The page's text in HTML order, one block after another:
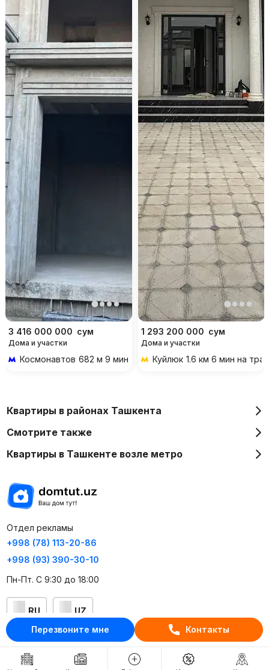
Перезвоните мне Контакты
3 416 000 000 сум
Дома и участки
Космонавтов 682 м 9 мин пешком
1 293 200 000 сум
Дома и участки
Куйлюк 1.6 км 6 мин на
Квартиры в районах Ташкента
Смотрите также
Квартиры в Ташкенте возле метро
Отдел рекламы
+998 (78) 113-20-86
+998 (93) 390-30-10
Пн-Пт. С 9:30 до 18:00
RU UZ
Контакты
О проекте